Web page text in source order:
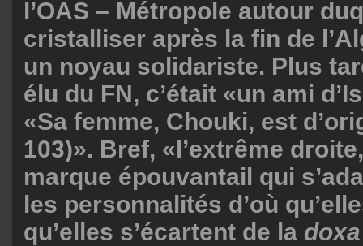
l’OAS – Métropole autour
cristalliser après la fin de
un noyau solidariste. Plus
élu du FN, c’était «un ami
«Sa femme, Chouki, est
103)». Bref, «l’extrême
marque épouvantail qui
les personnalités d’où
qu’elles s’écartent de la doxa